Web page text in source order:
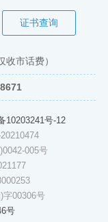
证书查询
收市话费）
10203241号-12
005号
字00306号
号